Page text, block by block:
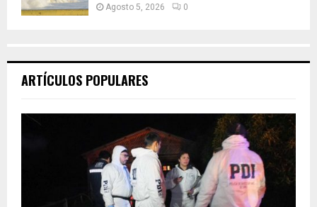
Agosto 5, 2026 0
ARTÍCULOS POPULARES